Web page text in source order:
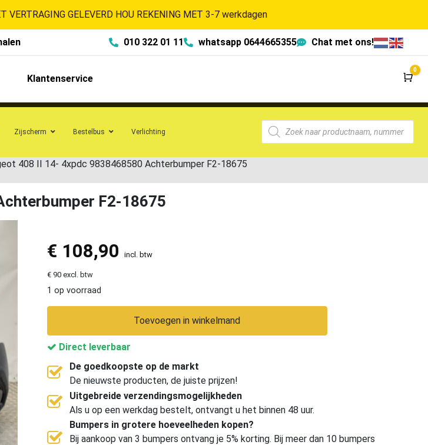
VERTRAGING GELEVERD HOU REKENING MET 3-7 werkdagen
010 322 01 11 whatsapp 0644665355 Chat met ons!
Klantenservice
0
Zijscherm Bestelbus Verlichting
408 II 14- 4xpdc 9838468580 Achterbumper F2-18675
F2-18675
€ 108,90 incl. btw
€ 90 excl. btw
1 op voorraad
Toevoegen in winkelmand
Direct leverbaar
De goedkoopste op de markt
De nieuwste producten, de juiste prijzen!
Uitgebreide verzendingsmogelijkheden
Als u op een werkdag bestelt, ontvangt u het binnen 48 uur.
Bumpers in grotere hoeveelheden kopen?
Bij aankoop van 3 bumpers ontvang je 5% korting. Bij meer dan 10 bumpers